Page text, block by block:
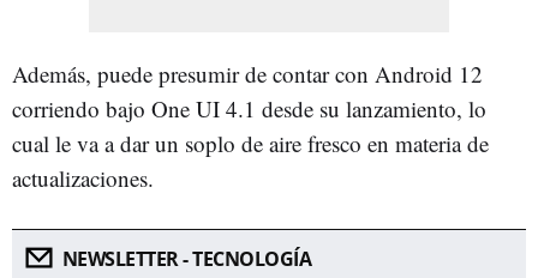
Además, puede presumir de contar con Android 12
corriendo bajo One UI 4.1 desde su lanzamiento, lo
cual le va a dar un soplo de aire fresco en materia de
actualizaciones.
NEWSLETTER - TECNOLOGÍA